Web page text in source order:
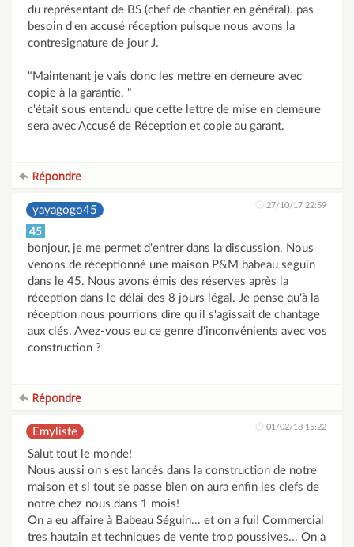
du représentant de BS (chef de chantier en général). pas
besoin d'en accusé réception puisque nous avons la
contresignature de jour J.
"Maintenant je vais donc les mettre en demeure avec
copie à la garantie. "
c'était sous entendu que cette lettre de mise en demeure
sera avec Accusé de Réception et copie au garant.
Répondre
yayagogo45 27/10/17 22:59
45
bonjour, je me permet d'entrer dans la discussion. Nous
venons de réceptionné une maison P&M babeau seguin
dans le 45. Nous avons émis des réserves après la
réception dans le délai des 8 jours légal. Je pense qu'à la
réception nous pourrions dire qu'il s'agissait de chantage
aux clés. Avez-vous eu ce genre d'inconvénients avec vos
construction ?
Répondre
Emyliste 01/02/18 15:22
Salut tout le monde!
Nous aussi on s'est lancés dans la construction de notre
maison et si tout se passe bien on aura enfin les clefs de
notre chez nous dans 1 mois!
On a eu affaire à Babeau Séguin... et on a fui! Commercial
tres hautain et techniques de vente trop poussives... On a